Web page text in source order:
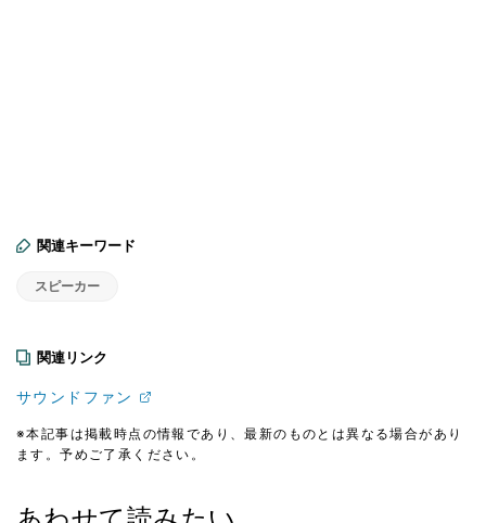
関連キーワード
スピーカー
関連リンク
サウンドファン
※本記事は掲載時点の情報であり、最新のものとは異なる場合があり
ます。予めご了承ください。